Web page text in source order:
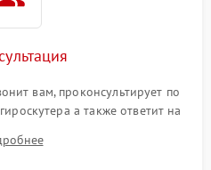
вам, проконсультирует по
а также ответит на